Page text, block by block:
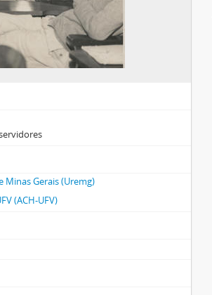
Minas Gerais (Uremg)
(ACH-UFV)